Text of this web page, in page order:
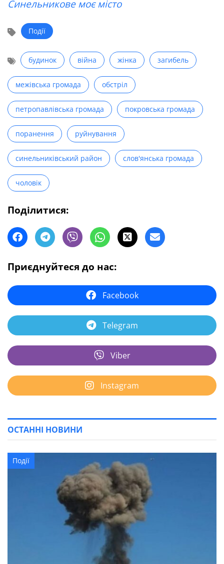
Синельникове моє місто
Події
будинок війна жінка загибель
межівська громада обстріл
петропавлівська громада покровська громада
поранення руйнування
синельниківський район слов'янська громада
чоловік
Поділитися:
Приєднуйтеся до нас:
Facebook
Telegram
Viber
Instagram
ОСТАННІ НОВИНИ
Події